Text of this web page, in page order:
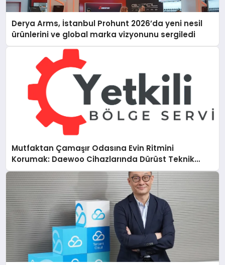
Derya Arms, İstanbul Prohunt 2026’da yeni nesil
ürünlerini ve global marka vizyonunu sergiledi
Mutfaktan Çamaşır Odasına Evin Ritmini
Korumak: Daewoo Cihazlarında Dürüst Teknik
Destek Deneyimi